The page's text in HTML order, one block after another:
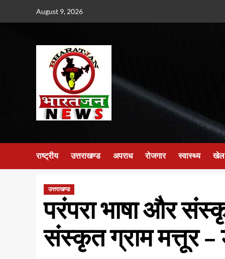
August 9, 2026
राष्ट्रीय उत्तराखण्ड अपराध रोजगार स्वास्थ्य खेल
उत्तराखण्ड
परंपरा भाषा और
संस्कृत ग्राम मत्तूर –